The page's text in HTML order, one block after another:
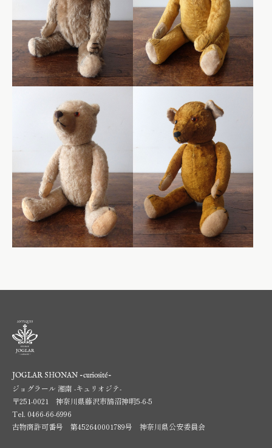
JOGLAR SHONAN -curiosité-
ジョグラール 湘南 -キュリオジテ-
〒251-0021 神奈川県藤沢市鵠沼神明5-6-5
Tel. 0466-66-6996
古物商許可番号 第452640001789号 神奈川県公安委員会